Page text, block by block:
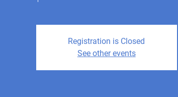
Registration is Closed
See other events